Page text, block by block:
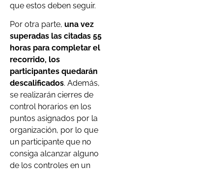
que estos deben seguir.
Por otra parte, una vez
superadas las citadas 55
horas para completar el
recorrido, los
participantes quedarán
descalificados. Además,
se realizarán cierres de
control horarios en los
puntos asignados por la
organización, por lo que
un participante que no
consiga alcanzar alguno
de los controles en un